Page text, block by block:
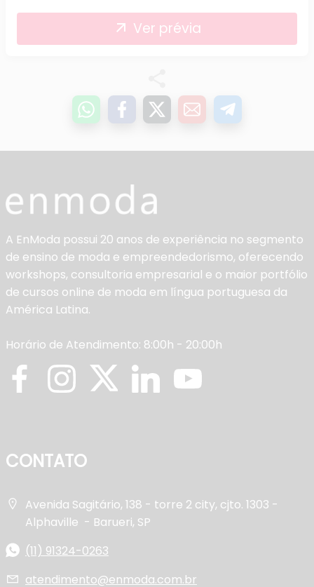
arrow_outward Ver prévia
A EnModa possui 20 anos de experiência no segmento
de ensino de moda e empreendedorismo, oferecendo
workshops, consultoria empresarial e o maior portfólio
de cursos online de moda em língua portuguesa da
América Latina.
Horário de Atendimento: 8:00h - 20:00h
CONTATO
Avenida Sagitário, 138 - torre 2 city, cjto. 1303 -
Alphaville - Barueri, SP
(11) 91324-0263
atendimento@enmoda.com.br